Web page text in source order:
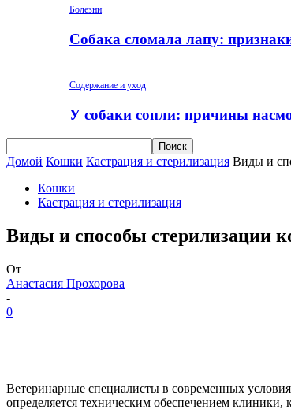
Болезни
Собака сломала лапу:
Содержание и уход
У собаки сопли: причины
Домой Кошки Кастрация и стерилизация Виды и
Кошки
Кастрация и стерилизация
Виды и способы стерилизации
От
Анастасия Прохорова
-
0
Ветеринарные специалисты в современных
определяется техническим обеспечением